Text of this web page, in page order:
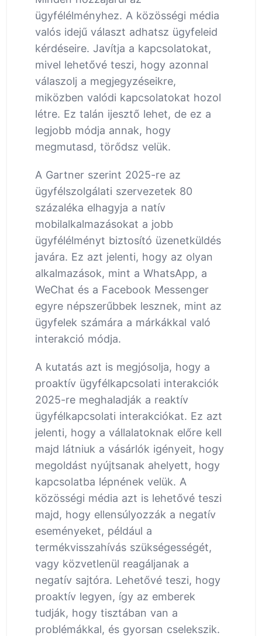
ügyfélélményhez. A közösségi média
valós idejű választ adhatsz ügyfeleid
kérdéseire. Javítja a kapcsolatokat,
mivel lehetővé teszi, hogy azonnal
válaszolj a megjegyzéseikre,
miközben valódi kapcsolatokat hozol
létre. Ez talán ijesztő lehet, de ez a
legjobb módja annak, hogy
megmutasd, törődsz velük.
A Gartner szerint 2025-re az
ügyfélszolgálati szervezetek 80
százaléka elhagyja a natív
mobilalkalmazásokat a jobb
ügyfélélményt biztosító üzenetküldés
javára. Ez azt jelenti, hogy az olyan
alkalmazások, mint a WhatsApp, a
WeChat és a Facebook Messenger
egyre népszerűbbek lesznek, mint az
ügyfelek számára a márkákkal való
interakció módja.
A kutatás azt is megjósolja, hogy a
proaktív ügyfélkapcsolati interakciók
2025-re meghaladják a reaktív
ügyfélkapcsolati interakciókat. Ez azt
jelenti, hogy a vállalatoknak előre kell
majd látniuk a vásárlók igényeit, hogy
megoldást nyújtsanak ahelyett, hogy
kapcsolatba lépnének velük. A
közösségi média azt is lehetővé teszi
majd, hogy ellensúlyozzák a negatív
eseményeket, például a
termékvisszahívás szükségességét,
vagy közvetlenül reagáljanak a
negatív sajtóra. Lehetővé teszi, hogy
proaktív legyen, így az emberek
tudják, hogy tisztában van a
problémákkal, és gyorsan cselekszik.